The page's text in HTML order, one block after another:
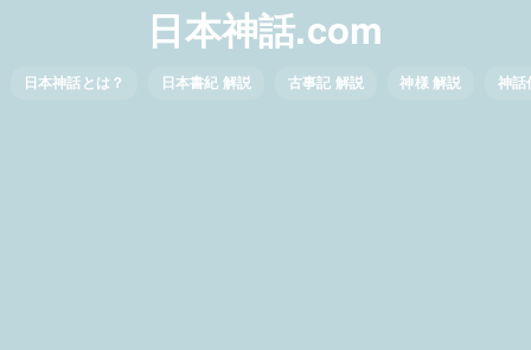
日本神話.com
日本神話とは？ 日本書紀 解説 古事記 解説 神様 解説 神話